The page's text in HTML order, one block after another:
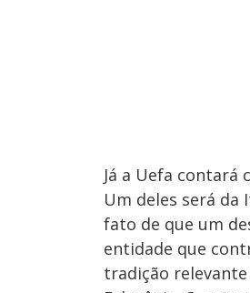
Já a Uefa
Um deles será da
fato de que um
entidade que
tradição